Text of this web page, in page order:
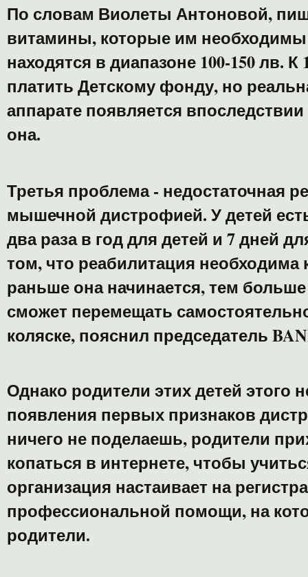
По словам Виолеты Антоновой,
витамины, которые им необходимы
находятся в диапазоне 100-150 лв.
платить Детскому фонду, но
аппарате появляется
она.
Третья проблема - недостаточная
мышечной дистрофией. У детей
два раза в год для детей и 7 дней
том, что реабилитация
раньше она начинается, тем
сможет перемещать
коляске, пояснил председатель
Однако родители этих детей этого
появления первых признаков
ничего не поделаешь, родители
копаться в интернете, чтобы
организация настаивает на
профессиональной помощи, на
родители.